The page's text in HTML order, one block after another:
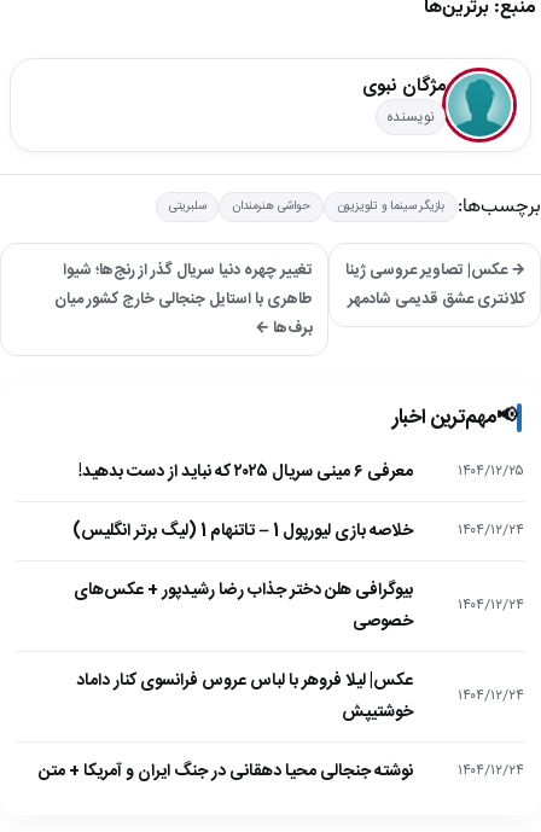
منبع: برترین‌ها
مژگان نبوی
نویسنده
برچسب‌ها: بازیگر سینما و تلویزیون حواشی هنرمندان سلبریتی
→ عکس| تصاویر عروسی ژینا
کلانتری عشق قدیمی شادمهر
تغییر چهره دنیا سریال گذر از رنج‌ها؛ شیوا
طاهری با استایل جنجالی خارج کشور میان
برف‌ها ←
📢مهم‌ترین اخبار
۱۴۰۴/۱۲/۲۵ معرفی ۶ مینی سریال ۲۰۲۵ که نباید از دست بدهید!
۱۴۰۴/۱۲/۲۴ خلاصه بازی لیورپول 1 – تاتنهام 1 (لیگ برتر انگلیس)
۱۴۰۴/۱۲/۲۴
بیوگرافی هلن دختر جذاب رضا رشیدپور + عکس‌های
خصوصی
۱۴۰۴/۱۲/۲۴
عکس| لیلا فروهر با لباس عروس فرانسوی کنار داماد
خوشتیپش
۱۴۰۴/۱۲/۲۴ نوشته جنجالی محیا دهقانی در جنگ ایران و آمریکا + متن